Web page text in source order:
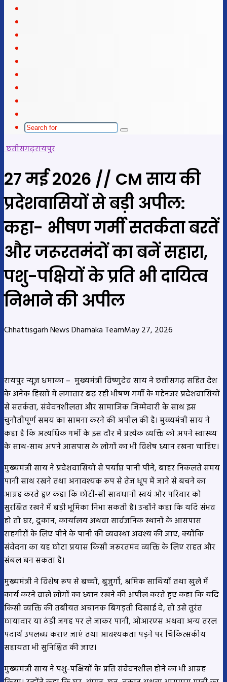
skin
Search
छतीसगढ़रायपुर
27 मई 2026 // CM साय की
प्रदेशवासियों से बड़ी अपील:
कहा- भीषण गर्मी सतर्कता बरतें
और जरूरतमंदों का बनें सहारा,
पशु-पक्षियों के प्रति भी दायित्व
निभाने की अपील
Chhattisgarh News Dhamaka TeamMay 27, 2026
रायपुर न्यूज़ धमाका – मुख्यमंत्री विष्णुदेव साय ने छत्तीसगढ़ सहित देश
के अनेक हिस्सों में लगातार बढ़ रही भीषण गर्मी के मद्देनजर प्रदेशवासियों
से सतर्कता, संवेदनशीलता और सामाजिक जिम्मेदारी के साथ इस
चुनौतीपूर्ण समय का सामना करने की अपील की है। मुख्यमंत्री साय ने
कहा है कि अत्यधिक गर्मी के इस दौर में प्रत्येक व्यक्ति को अपने स्वास्थ्य
के साथ-साथ अपने आसपास के लोगों का भी विशेष ध्यान रखना चाहिए।
मुख्यमंत्री साय ने प्रदेशवासियों से पर्याप्त पानी पीने, बाहर निकलते समय
पानी साथ रखने तथा अनावश्यक रूप से तेज धूप में जाने से बचने का
आग्रह करते हुए कहा कि छोटी-सी सावधानी स्वयं और परिवार को
सुरक्षित रखने में बड़ी भूमिका निभा सकती है। उन्होंने कहा कि यदि संभव
हो तो घर, दुकान, कार्यालय अथवा सार्वजनिक स्थानों के आसपास
राहगीरों के लिए पीने के पानी की व्यवस्था अवश्य की जाए, क्योंकि
संवेदना का यह छोटा प्रयास किसी जरूरतमंद व्यक्ति के लिए राहत और
संबल बन सकता है।
मुख्यमंत्री ने विशेष रूप से बच्चों, बुजुर्गों, श्रमिक साथियों तथा खुले में
कार्य करने वाले लोगों का ध्यान रखने की अपील करते हुए कहा कि यदि
किसी व्यक्ति की तबीयत अचानक बिगड़ती दिखाई दे, तो उसे तुरंत
छायादार या ठंडी जगह पर ले जाकर पानी, ओआरएस अथवा अन्य तरल
पदार्थ उपलब्ध कराए जाएं तथा आवश्यकता पड़ने पर चिकित्सकीय
सहायता भी सुनिश्चित की जाए।
मुख्यमंत्री साय ने पशु-पक्षियों के प्रति संवेदनशील होने का भी आग्रह